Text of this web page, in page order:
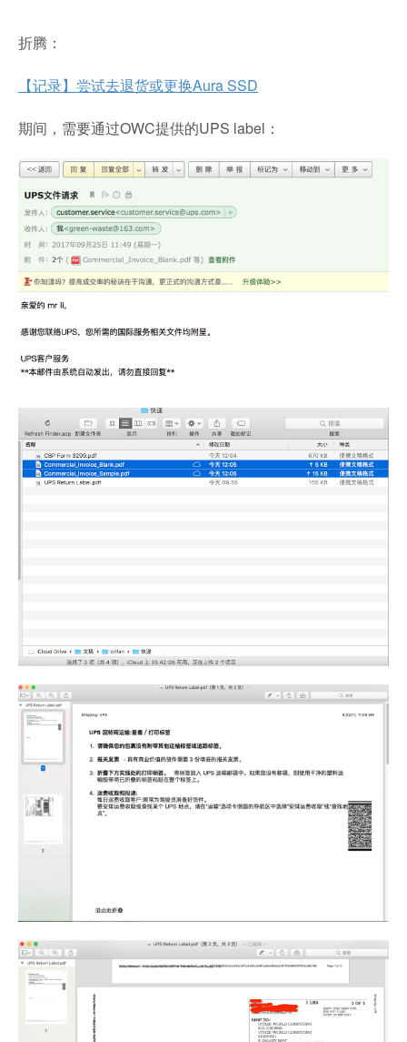
折腾：
【记录】尝试去退货或更换Aura SSD
期间，需要通过OWC提供的UPS label：